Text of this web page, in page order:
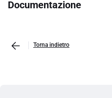
Documentazione
Torna indietro